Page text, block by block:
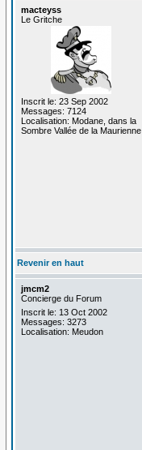
macteyss
Le Gritche
Inscrit le: 23 Sep 2002
Messages: 7124
Localisation: Modane, dans la
Sombre Vallée de la Maurienne
Revenir en haut
jmcm2
Concierge du Forum
Inscrit le: 13 Oct 2002
Messages: 3273
Localisation: Meudon